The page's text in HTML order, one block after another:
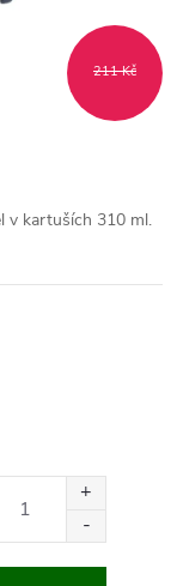
211 Kč
v kartuších 310 ml.